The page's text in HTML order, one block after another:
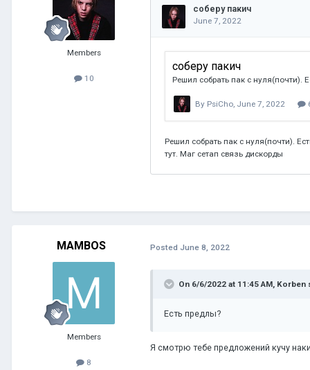
Members
10
MAMBOS
Members
8
Posted June 8, 2022
On 6/6/2022 at 11:45 AM, Korben
Есть предлы?
Я смотрю тебе предложений кучу